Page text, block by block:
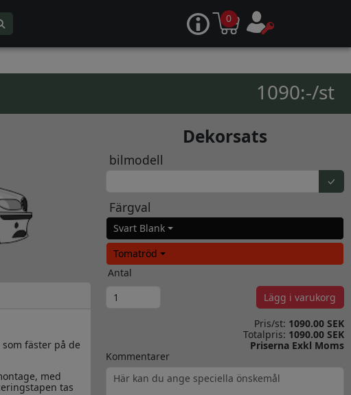
0
1090:-/st
fäster på de
med
tas
Dekorsats
bilmodell
Färgval
Svart Blank
Tomatröd
Antal
Lägg i varukorg
Pris/st: 1090.00 SEK
Totalpris: 1090.00 SEK
Priserna Exkl Moms
Kommentarer